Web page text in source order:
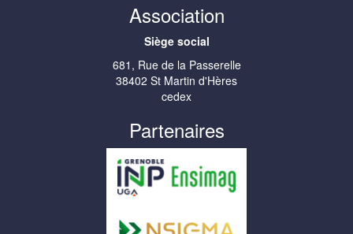
Association
Siège social
681, Rue de la Passerelle
38402 St Martin d'Hères
cedex
Partenaires